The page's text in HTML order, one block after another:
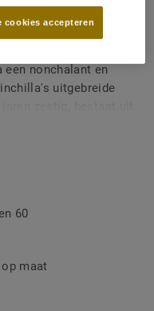
nonchalant en
uitgebreide
De combinatie van
stijl ' die kan worden
modern-retro. Klinkt dit
als
60
maat
cookies accepteren